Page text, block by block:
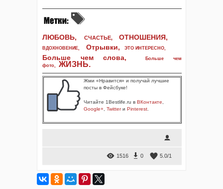
ЛЮБОВЬ, СЧАСТЬЕ, ОТНОШЕНИЯ,
ВДОХНОВЕНИЕ, Отрывки, ЭТО ИНТЕРЕСНО,
Больше чем слова,
Больше чем
фото, ЖИЗНЬ.
Жми «Нравится» и получай лучшие
посты в Фейсбуке!
Читайте 1Bestlife.ru в ВКонтакте
Google+ Twitterи Pinterest
1516 0 5.0/1